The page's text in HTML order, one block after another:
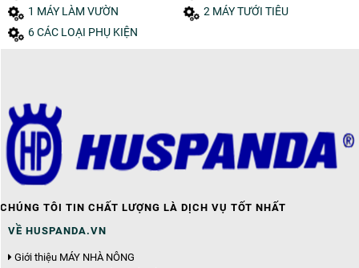
1 MÁY LÀM VƯỜN
2 MÁY TƯỚI TIÊU
6 CÁC LOẠI PHỤ KIỆN
CHÚNG TÔI TIN CHẤT LƯỢNG LÀ DỊCH VỤ TỐT NHẤT
VỀ HUSPANDA.VN
Giới thiệu MÁY NHÀ NÔNG